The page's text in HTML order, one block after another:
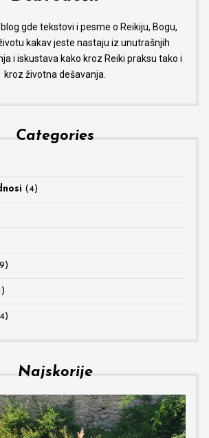
gde tekstovi i pesme o Reikiju, Bogu,
kakav jeste nastaju iz unutrašnjih
i iskustava kako kroz Reiki praksu tako i
kroz životna dešavanja.
Categories
(4)
Najskorije